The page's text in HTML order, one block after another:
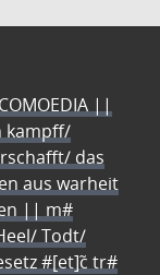
||
kampff/
das
aus warheit
|| m#
Todt/
#[et]c̃ tr#